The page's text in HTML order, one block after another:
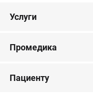
Услуги
Промедика
Пациенту